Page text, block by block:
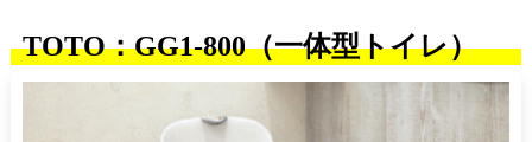
TOTO：GG1-800（一体型トイレ）